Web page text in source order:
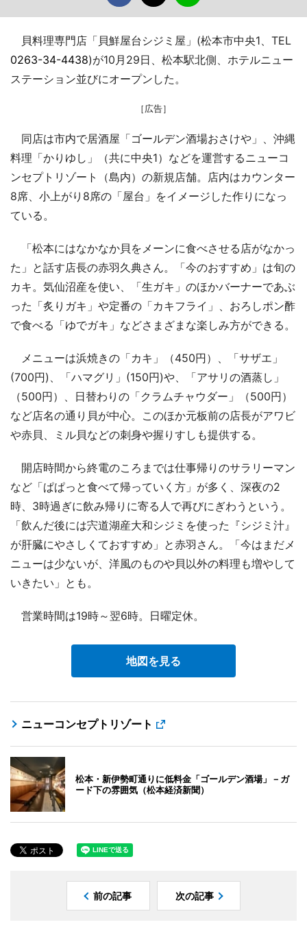
貝料理専門店「貝鮮屋台シジミ屋」(松本市中央1、TEL
0263-34-4438)が10月29日、松本駅北側、ホテルニュー
ステーション並びにオープンした。
［広告］
同店は市内で居酒屋「ゴールデン酒場おさけや」、沖縄
料理「かりゆし」（共に中央1）などを運営するニューコ
ンセプトリゾート（島内）の新規店舗。店内はカウンター
8席、小上がり8席の「屋台」をイメージした作りになっ
ている。
「松本にはなかなか貝をメーンに食べさせる店がなかっ
た」と話す店長の赤羽久典さん。「今のおすすめ」は旬の
カキ。気仙沼産を使い、「生ガキ」のほかバーナーであぶ
った「炙りガキ」や定番の「カキフライ」、おろしポン酢
で食べる「ゆでガキ」などさまざまな楽しみ方ができる。
メニューは浜焼きの「カキ」（450円）、「サザエ」
(700円)、「ハマグリ」(150円)や、「アサリの酒蒸し」
（500円）、日替わりの「クラムチャウダー」（500円）
など店名の通り貝が中心。このほか元板前の店長がアワビ
や赤貝、ミル貝などの刺身や握りすしも提供する。
開店時間から終電のころまでは仕事帰りのサラリーマン
など「ぱぱっと食べて帰っていく方」が多く、深夜の2
時、3時過ぎに飲み帰りに寄る人で再びにぎわうという。
「飲んだ後には宍道湖産大和シジミを使った『シジミ汁』
が肝臓にやさしくておすすめ」と赤羽さん。「今はまだメ
ニューは少ないが、洋風のものや貝以外の料理も増やして
いきたい」とも。
営業時間は19時～翌6時。日曜定休。
地図を見る
ニューコンセプトリゾート
松本・新伊勢町通りに低料金「ゴールデン酒場」－ガ
ード下の雰囲気（松本経済新聞）
前の記事 次の記事